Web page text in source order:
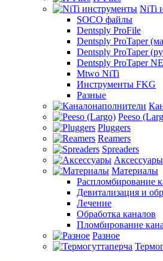
NiTi
SOCO файлы
Dentsply ProFile
Dentsply ProTaper
Dentsply ProTaper
Dentsply ProTaper
Mtwo NiTi
Инструменты FKG
Разные
Peeso
Pluggers
Reamers
Spreaders
Аксессуары
Материалы
Распломбирование
Девитализация и
Лечение
Обработка каналов
Пломбирование
Разное